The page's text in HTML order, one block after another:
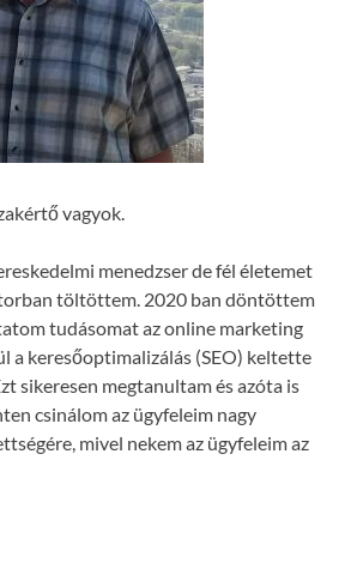
vagyok.
menedzser de fél életemet
töltöttem. 2020 ban döntöttem
tudásomat az online marketing
a keresőoptimalizálás (SEO) keltette
sikeresen megtanultam és azóta is
csinálom az ügyfeleim nagy
mivel nekem az ügyfeleim az